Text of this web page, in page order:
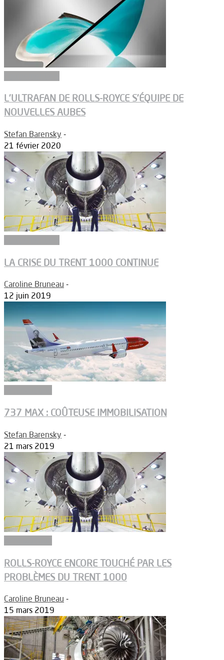
L’ULTRAFAN DE ROLLS-ROYCE S’ÉQUIPE DE
NOUVELLES AUBES
Stefan Barensky -
21 février 2020
LA CRISE DU TRENT 1000 CONTINUE
Caroline Bruneau -
12 juin 2019
737 MAX : COÛTEUSE IMMOBILISATION
Stefan Barensky -
21 mars 2019
ROLLS-ROYCE ENCORE TOUCHÉ PAR LES
PROBLÈMES DU TRENT 1000
Caroline Bruneau -
15 mars 2019